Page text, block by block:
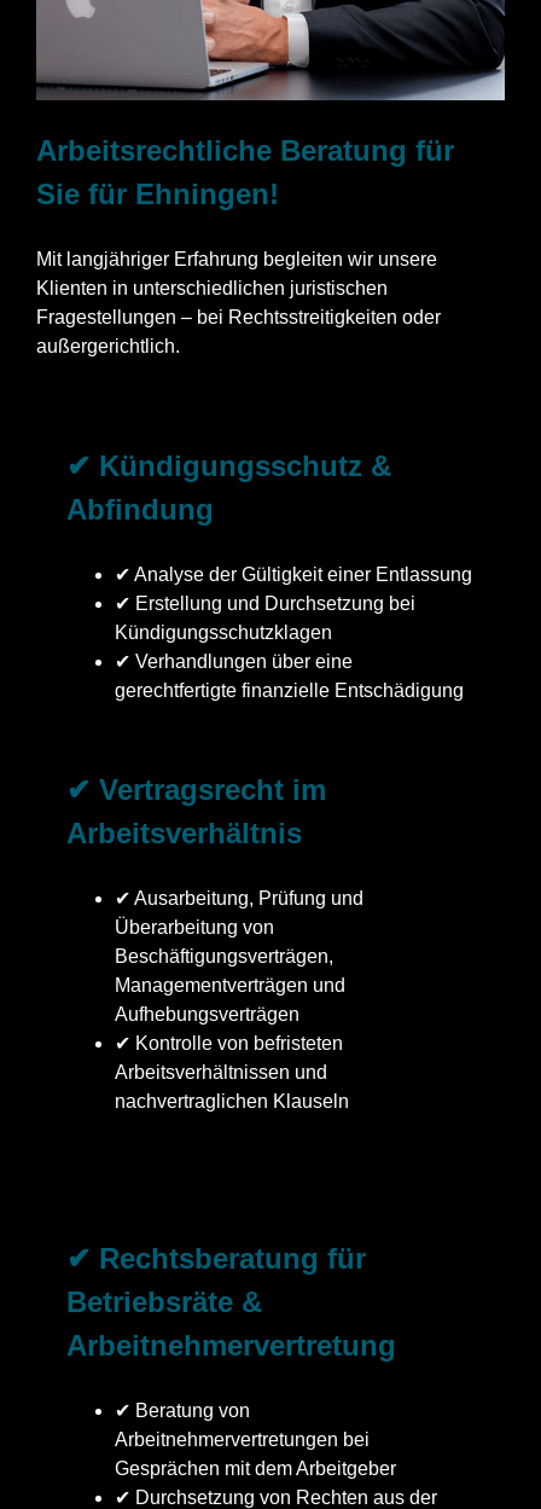
Arbeitsrechtliche Beratung für
Sie für Ehningen!
Mit langjähriger Erfahrung begleiten wir unsere
Klienten in unterschiedlichen juristischen
Fragestellungen – bei Rechtsstreitigkeiten oder
außergerichtlich.
✔ Kündigungsschutz &
Abfindung
✔ Analyse der Gültigkeit einer Entlassung
✔ Erstellung und Durchsetzung bei
Kündigungsschutzklagen
✔ Verhandlungen über eine
gerechtfertigte finanzielle Entschädigung
✔ Vertragsrecht im
Arbeitsverhältnis
✔ Ausarbeitung, Prüfung und
Überarbeitung von
Beschäftigungsverträgen,
Managementverträgen und
Aufhebungsverträgen
✔ Kontrolle von befristeten
Arbeitsverhältnissen und
nachvertraglichen Klauseln
✔ Rechtsberatung für
Betriebsräte &
Arbeitnehmervertretung
✔ Beratung von
Arbeitnehmervertretungen bei
Gesprächen mit dem Arbeitgeber
✔ Durchsetzung von Rechten aus der